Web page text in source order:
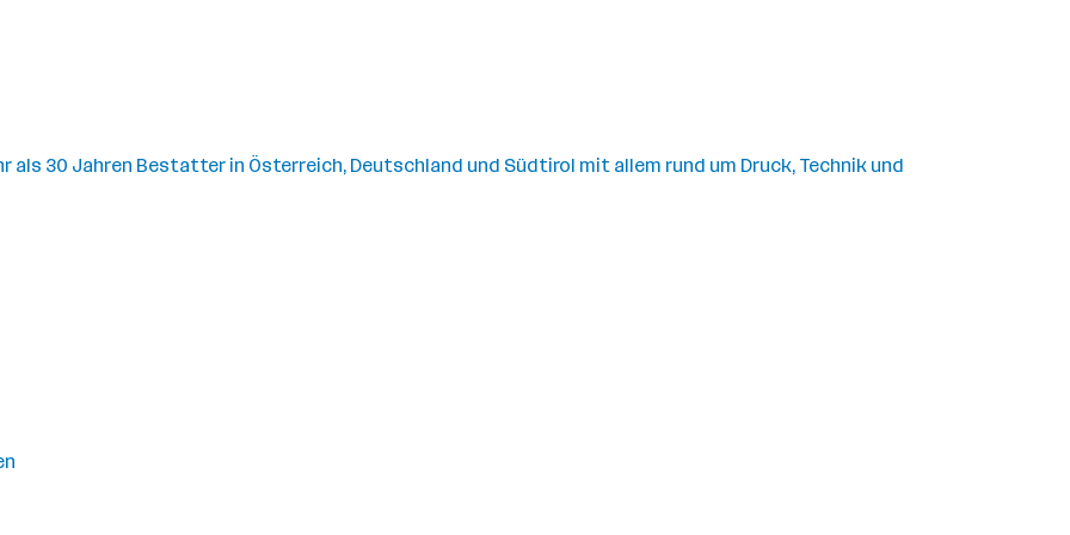
als 30 Jahren Bestatter in Österreich, Deutschland und Südtirol mit allem rund um Druck, Technik und